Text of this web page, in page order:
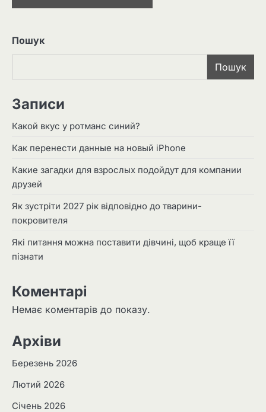
Пошук
Пошук
Записи
Какой вкус у ротманс синий?
Как перенести данные на новый iPhone
Какие загадки для взрослых подойдут для компании
друзей
Як зустріти 2027 рік відповідно до тварини-
покровителя
Які питання можна поставити дівчині, щоб краще її
пізнати
Коментарі
Немає коментарів до показу.
Архіви
Березень 2026
Лютий 2026
Січень 2026